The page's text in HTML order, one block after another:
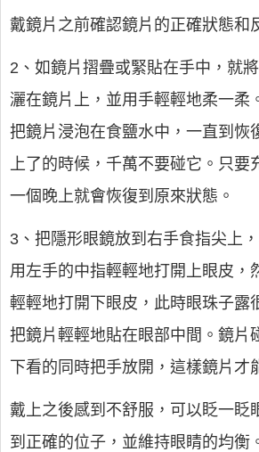
戴鏡片之前確認鏡片的正確狀態和
2、如鏡片摺疊或緊貼在手中，就
灑在鏡片上，並用手輕輕地柔一柔
把鏡片浸泡在食鹽水中，一直到恢
上了的時候，千萬不要碰它。只要
一個晚上就會恢復到原來狀態。
3、把隱形眼鏡放到右手食指尖上
用左手的中指輕輕地打開上眼皮，
輕輕地打開下眼皮，此時眼珠子露
把鏡片輕輕地貼在眼部中間。鏡片
下看的同時把手放開，這樣鏡片才
戴上之後感到不舒服，可以眨一眨
到正確的位子，並維持眼睛的均衡